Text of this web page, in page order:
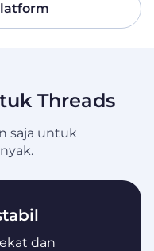
Threads
saja untuk
dan